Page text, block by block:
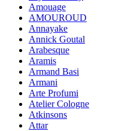
Amouage
AMOUROUD
Annayake
Annick Goutal
Arabesque
Aramis
Armand Basi
Armani
Arte Profumi
Atelier Cologne
Atkinsons
Attar